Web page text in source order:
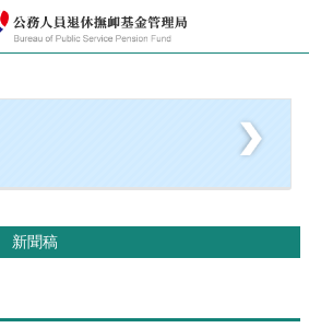
新聞稿